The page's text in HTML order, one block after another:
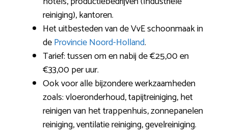
reiniging), kantoren.
Het uitbesteden van de VvE schoonmaak in
deProvincie Noord-Holland.
Tarief: tussen om en nabij de €25,00 en
€33,00 per uur.
Ook voor alle bijzondere werkzaamheden
zoals: vloeronderhoud, tapijtreiniging, het
reinigen van het trappenhuis, zonnepanelen
reiniging, ventilatie reiniging, gevelreiniging.